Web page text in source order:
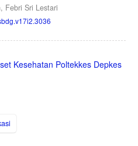
Febri Sri Lestari
Kesehatan Poltekkes Depkes